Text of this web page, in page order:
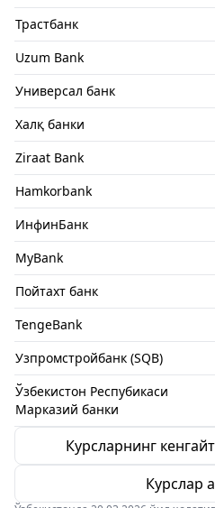
Трастбанк
Uzum Bank
Универсал банк
Халқ банки
Ziraat Bank
Hamkorbank
ИнфинБанк
MyBank
Пойтахт банк
TengeBank
Узпромстройбанк (SQB)
Ўзбекистон Респубикаси
Марказий банки
Курсларнинг
Курслар